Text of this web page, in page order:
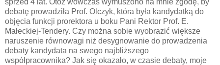
debatę prowadziła Prof. Olczyk, która była kandydatką do
objęcia funkcji prorektora u boku Pani Rektor Prof. E.
Małeckiej-Tendery. Czy można sobie wyobrazić większe
naruszenie równowagi niż desygnowanie do prowadzenia
debaty kandydata na swego najbliższego
współpracownika? Jak się okazało, w czasie debaty, moje